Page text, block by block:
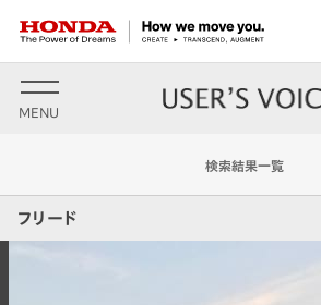
MENU
検索結果一覧
フリード